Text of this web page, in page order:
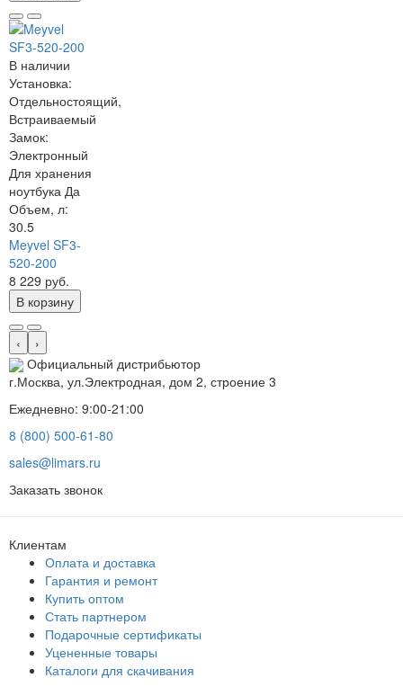
В наличии
Установка:
Отдельностоящий,
Встраиваемый
Замок:
Электронный
Для хранения
ноутбука Да
Объем, л:
30.5
Meyvel SF3-
520-200
8 229 руб.
В корзину
‹
›
Официальный дистрибьютор
г.Москва, ул.Электродная, дом 2, строение 3
Ежедневно: 9:00-21:00
8 (800) 500-61-80
sales@limars.ru
Заказать звонок
Клиентам
Оплата и доставка
Гарантия и ремонт
Купить оптом
Стать партнером
Подарочные сертификаты
Уцененные товары
Каталоги для скачивания